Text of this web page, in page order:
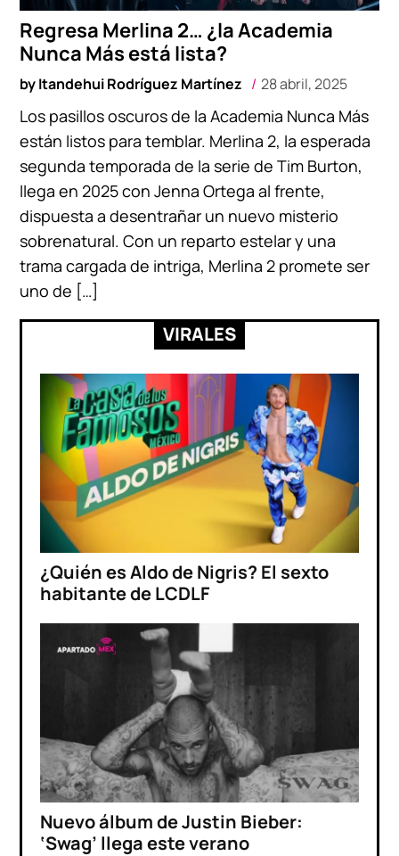
Regresa Merlina 2… ¿la Academia
Nunca Más está lista?
byItandehui Rodríguez Martínez 28 abril, 2025
Los pasillos oscuros de la Academia Nunca Más
están listos para temblar. Merlina 2, la esperada
segunda temporada de la serie de Tim Burton,
llega en 2025 con Jenna Ortega al frente,
dispuesta a desentrañar un nuevo misterio
sobrenatural. Con un reparto estelar y una
trama cargada de intriga, Merlina 2 promete ser
uno de […]
VIRALES
¿Quién es Aldo de Nigris? El sexto
habitante de LCDLF
Nuevo álbum de Justin Bieber:
‘Swag’ llega este verano